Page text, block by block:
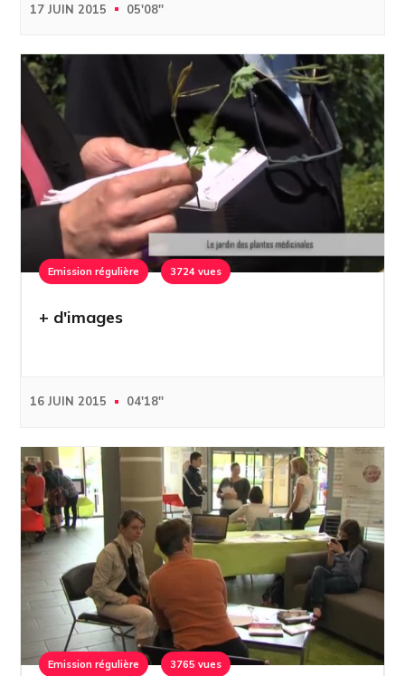
17 JUIN 2015 05'08''
Emission régulière 3724 vues
+ d'images
16 JUIN 2015 04'18''
Emission régulière 3765 vues